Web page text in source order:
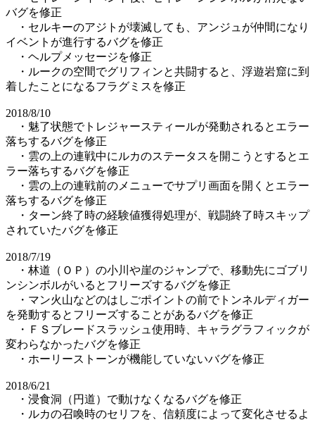
バグを修正
・セルキーのアジトが壊滅しても、アンジュが仲間になり
イベントが進行するバグを修正
・ヘルプメッセージを修正
・ルークの空間でグリフィンと共闘すると、浮遊岩窟に到
着したことになるフラグミスを修正
2018/8/10
・魅了状態でトレジャースティールが発動されるとエラー
落ちするバグを修正
・雲の上の連戦中にルカのステータスを開こうとするとエ
ラー落ちするバグを修正
・雲の上の連戦前のメニューでサプリ画面を開くとエラー
落ちするバグを修正
・ターン終了時の経験値獲得処理が、戦闘終了時スキップ
されていたバグを修正
2018/7/19
・林道（ＯＰ）の小川や崖のジャンプで、移動先にゴブリ
ンシンボルがいるとフリーズするバグを修正
・マン火山などのはしごポイントの前でトンネルディガー
を発動するとフリーズすることがあるバグを修正
・ＦＳブレードスラッシュ使用時、キャラグラフィックが
変わらなかったバグを修正
・ホーリーストーンが機能していないバグを修正
2018/6/21
・浸食洞（円道）で動けなくなるバグを修正
・ルカの召喚時のセリフを、信頼度によって変化させるよ